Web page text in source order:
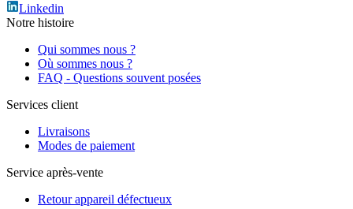
Linkedin
Notre histoire
Qui sommes nous ?
Où sommes nous ?
FAQ - Questions souvent posées
Services client
Livraisons
Modes de paiement
Service après-vente
Retour appareil défectueux